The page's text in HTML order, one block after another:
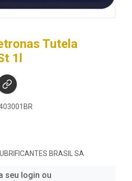
Tutela
1l
BRASIL SA
seu login ou